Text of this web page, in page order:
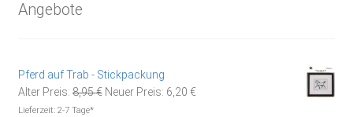
Angebote
Pferd auf Trab - Stickpackung
Alter Preis: 8,95€ Ursprünglicher
Neuer Preis: 6,20 €Aktueller
Lieferzeit: 2-7 Tage*